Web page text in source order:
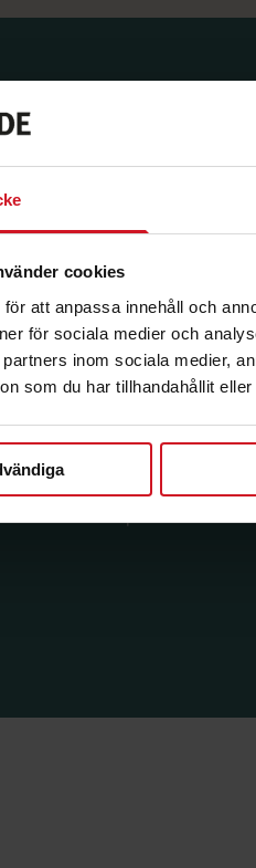
cookies
att anpassa innehåll och
för sociala medier och
inom sociala medier,
som du har tillhandahållit
din inkorg.
från LO
i enlighet med allmänna
helst avsluta prenumerationen.